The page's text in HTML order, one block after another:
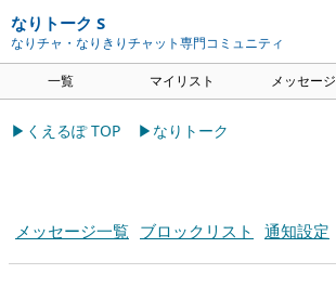
なりトーク S
なりチャ・なりきりチャット専門コミュニティ
一覧 マイリスト メッセージ
▶くえるぽ TOP ▶なりトーク
メッセージ一覧 ブロックリスト 通知設定